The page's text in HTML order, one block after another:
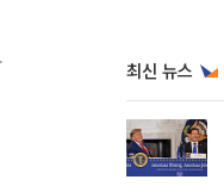
최신 뉴스